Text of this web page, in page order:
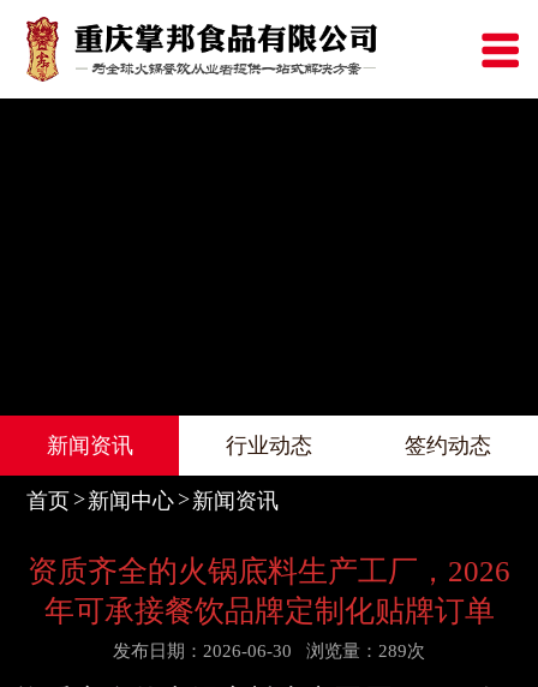
新闻资讯 行业动态 签约动态
首页 新闻中心 新闻资讯
资质齐全的火锅底料生产工厂，2026
年可承接餐饮品牌定制化贴牌订单
发布日期：2026-06-30 浏览量：289次